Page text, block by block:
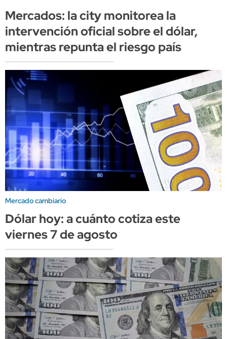
Mercados: la city monitorea la
intervención oficial sobre el dólar,
mientras repunta el riesgo país
Mercado cambiario
Dólar hoy: a cuánto cotiza este
viernes 7 de agosto